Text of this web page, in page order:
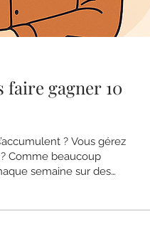
faire gagner 10
? Vous gérez
Comme beaucoup
semaine sur des